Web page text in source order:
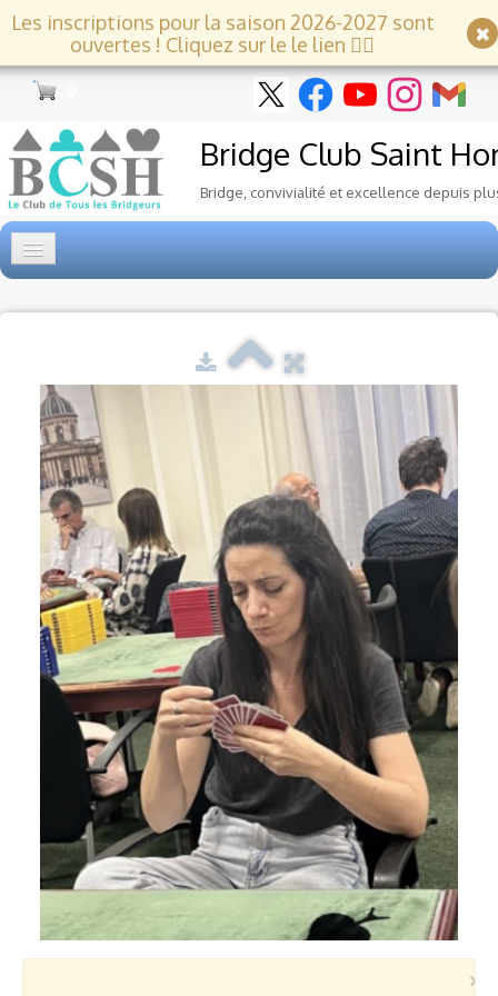
Les inscriptions pour la saison 2026-2027 sont
ouvertes ! Cliquez sur le le lien 👇🏻
Bridge Club Saint
Bridge, convivialité et excellence depuis
Ecole de Bridge
Le Club▼
Voyages et festivals
Photos▼
Liens
×